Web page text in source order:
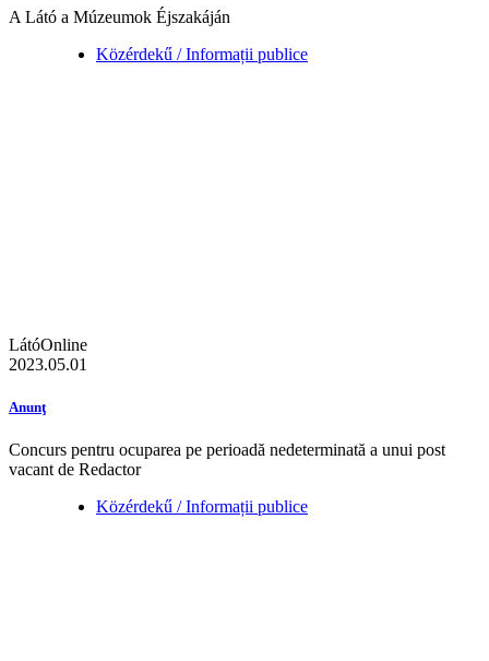
A Látó a Múzeumok Éjszakáján
Közérdekű / Informații publice
LátóOnline
2023.05.01
Anunţ
Concurs pentru ocuparea pe perioadă nedeterminată a unui post
vacant de Redactor
Közérdekű / Informații publice